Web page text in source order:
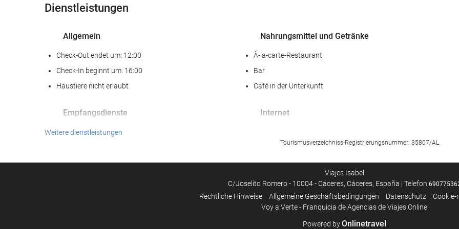
Dienstleistungen
Allgemein
Check-Out endet um: 12:00
Check-In beginnt um: 16:00
Haustiere nicht erlaubt
Nahrungsmittel und Getränke
À-la-carte-Restaurant
Bar
Café in der Unterkunft
Empfangsdienste
Gepäckaufbewahrung
Internet
Weitere dienstleistungen
Tourismusverzeichniss-Registrierungsnummer: 35807/AL
Viajes Isabel
C/Joselito Romero - 10004 - Cáceres, Cáceres, España | Telefon
Rechtliche Hinweise Allgemeine Geschäftsbedingungen Datenschutz
Voy a Verte - Franquicia de Agencias de Viajes Online
Powered byOnlinetravel